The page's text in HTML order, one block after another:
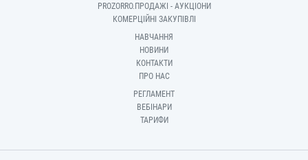
PROZORRO.ПРОДАЖІ - АУКЦІОНИ
КОМЕРЦІЙНІ ЗАКУПІВЛІ
НАВЧАННЯ
НОВИНИ
КОНТАКТИ
ПРО НАС
РЕГЛАМЕНТ
ВЕБІНАРИ
ТАРИФИ